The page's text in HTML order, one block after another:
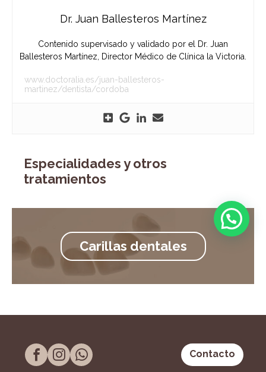
Dr. Juan Ballesteros Martínez
Contenido supervisado y validado por el Dr. Juan
Ballesteros Martínez, Director Médico de Clínica la Victoria.
www.doctoralia.es/juan-ballesteros-
martinez/dentista/cordoba
Especialidades y otros
tratamientos
Carillas dentales
Contacto